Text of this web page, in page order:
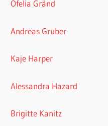
Ofelia Gränd
Andreas Gruber
Kaje Harper
Alessandra Hazard
Brigitte Kanitz